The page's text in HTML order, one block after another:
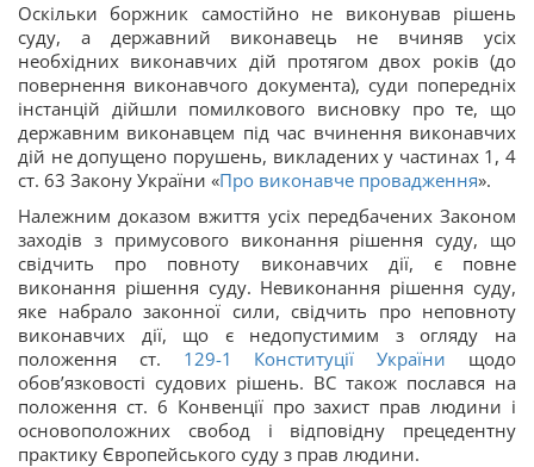
Оскільки боржник самостійно не виконував рішень
суду, а державний виконавець не вчиняв усіх
необхідних виконавчих дій протягом двох років (до
повернення виконавчого документа), суди попередніх
інстанцій дійшли помилкового висновку про те, що
державним виконавцем під час вчинення виконавчих
дій не допущено порушень, викладених у частинах 1, 4
ст. 63 Закону України «Про виконавче провадження».
Належним доказом вжиття усіх передбачених Законом
заходів з примусового виконання рішення суду, що
свідчить про повноту виконавчих дії, є повне
виконання рішення суду. Невиконання рішення суду,
яке набрало законної сили, свідчить про неповноту
виконавчих дії, що є недопустимим з огляду на
положення ст. 129-1 Конституції України щодо
обов’язковості судових рішень. ВС також послався на
положення ст. 6 Конвенції про захист прав людини і
основоположних свобод і відповідну прецедентну
практику Європейського суду з прав людини.